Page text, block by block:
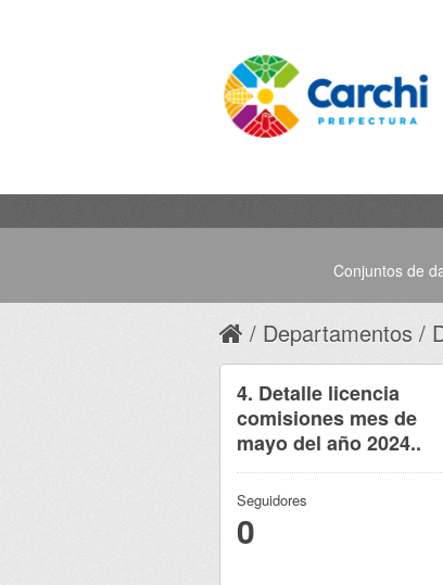
Conjuntos de
Departamentos
4. Detalle licencia
comisiones mes de
mayo del año 2024..
Seguidores
0